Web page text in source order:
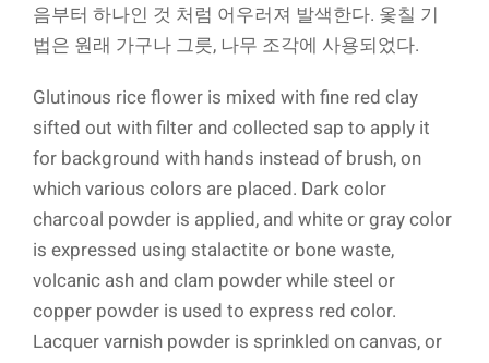
음부터 하나인 것 처럼 어우러져 발색한다. 옻칠 기
법은 원래 가구나 그릇, 나무 조각에 사용되었다.
Glutinous rice flower is mixed with fine red clay
sifted out with filter and collected sap to apply it
for background with hands instead of brush, on
which various colors are placed. Dark color
charcoal powder is applied, and white or gray color
is expressed using stalactite or bone waste,
volcanic ash and clam powder while steel or
copper powder is used to express red color.
Lacquer varnish powder is sprinkled on canvas, or